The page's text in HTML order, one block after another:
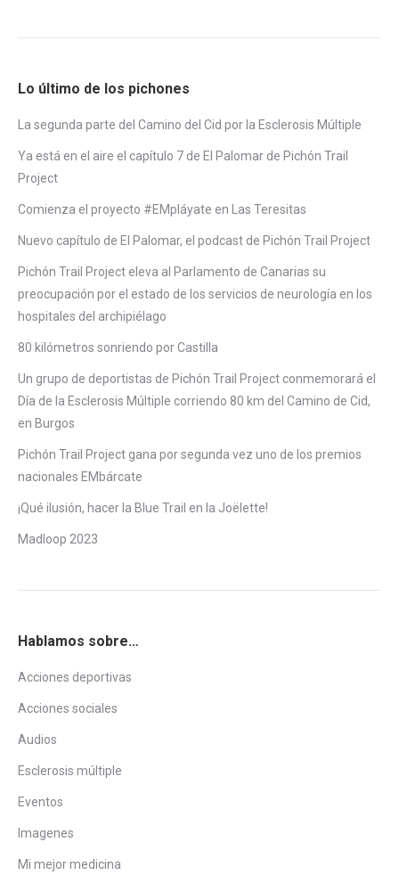
Lo último de los pichones
La segunda parte del Camino del Cid por la Esclerosis Múltiple
Ya está en el aire el capítulo 7 de El Palomar de Pichón Trail
Project
Comienza el proyecto #EMpláyate en Las Teresitas
Nuevo capítulo de El Palomar, el podcast de Pichón Trail Project
Pichón Trail Project eleva al Parlamento de Canarias su
preocupación por el estado de los servicios de neurología en los
hospitales del archipiélago
80 kilómetros sonriendo por Castilla
Un grupo de deportistas de Pichón Trail Project conmemorará el
Día de la Esclerosis Múltiple corriendo 80 km del Camino de Cid,
en Burgos
Pichón Trail Project gana por segunda vez uno de los premios
nacionales EMbárcate
¡Qué ilusión, hacer la Blue Trail en la Joëlette!
Madloop 2023
Hablamos sobre…
Acciones deportivas
Acciones sociales
Audios
Esclerosis múltiple
Eventos
Imagenes
Mi mejor medicina